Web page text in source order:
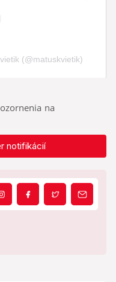
na
notifikácií